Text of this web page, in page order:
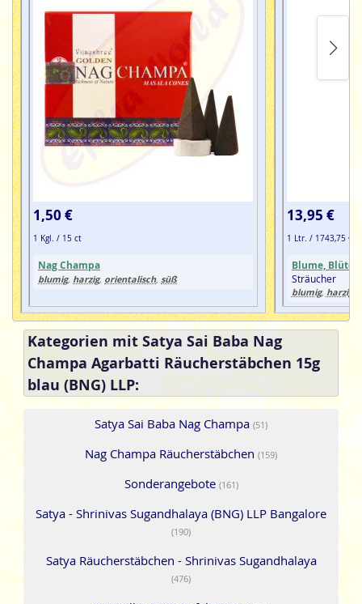
1,50 €
1 Kgl. / 15 ct
Nag Champa
blumig, harzig, orientalisch, süß
13,95 €
1 Ltr. / 1743,75 €
Blume, Blüte
Sträucher
blumig, harzig
Kategorien mit Satya Sai Baba Nag
Champa Agarbatti Räucherstäbchen 15g
blau (BNG) LLP:
Satya Sai Baba Nag Champa (51)
Nag Champa Räucherstäbchen (159)
Sonderangebote (161)
Satya - Shrinivas Sugandhalaya (BNG) LLP Bangalore
(190)
Satya Räucherstäbchen - Shrinivas Sugandhalaya
(476)